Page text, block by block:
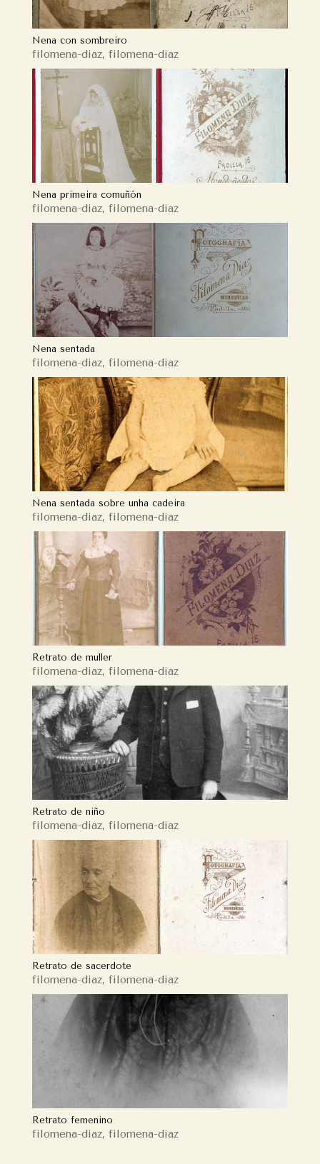
Nena con sombreiro
filomena-diaz, filomena-diaz
Nena primeira comuñón
filomena-diaz, filomena-diaz
Nena sentada
filomena-diaz, filomena-diaz
Nena sentada sobre unha cadeira
filomena-diaz, filomena-diaz
Retrato de muller
filomena-diaz, filomena-diaz
Retrato de niño
filomena-diaz, filomena-diaz
Retrato de sacerdote
filomena-diaz, filomena-diaz
Retrato femenino
filomena-diaz, filomena-diaz